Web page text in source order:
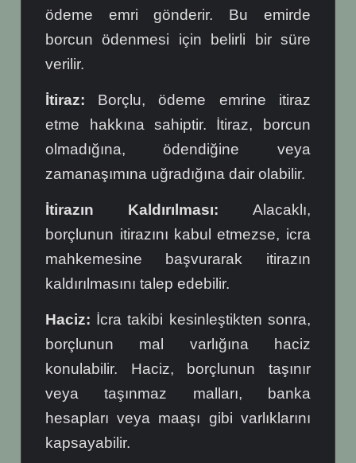
ödeme emri gönderir. Bu emirde
borcun ödenmesi için belirli bir süre
verilir.
İtiraz: Borçlu, ödeme emrine itiraz
etme hakkına sahiptir. İtiraz, borcun
olmadığına, ödendiğine veya
zamanaşımına uğradığına dair olabilir.
İtirazın Kaldırılması: Alacaklı,
borçlunun itirazını kabul etmezse, icra
mahkemesine başvurarak itirazın
kaldırılmasını talep edebilir.
Haciz: İcra takibi kesinleştikten sonra,
borçlunun mal varlığına haciz
konulabilir. Haciz, borçlunun taşınır
veya taşınmaz malları, banka
hesapları veya maaşı gibi varlıklarını
kapsayabilir.